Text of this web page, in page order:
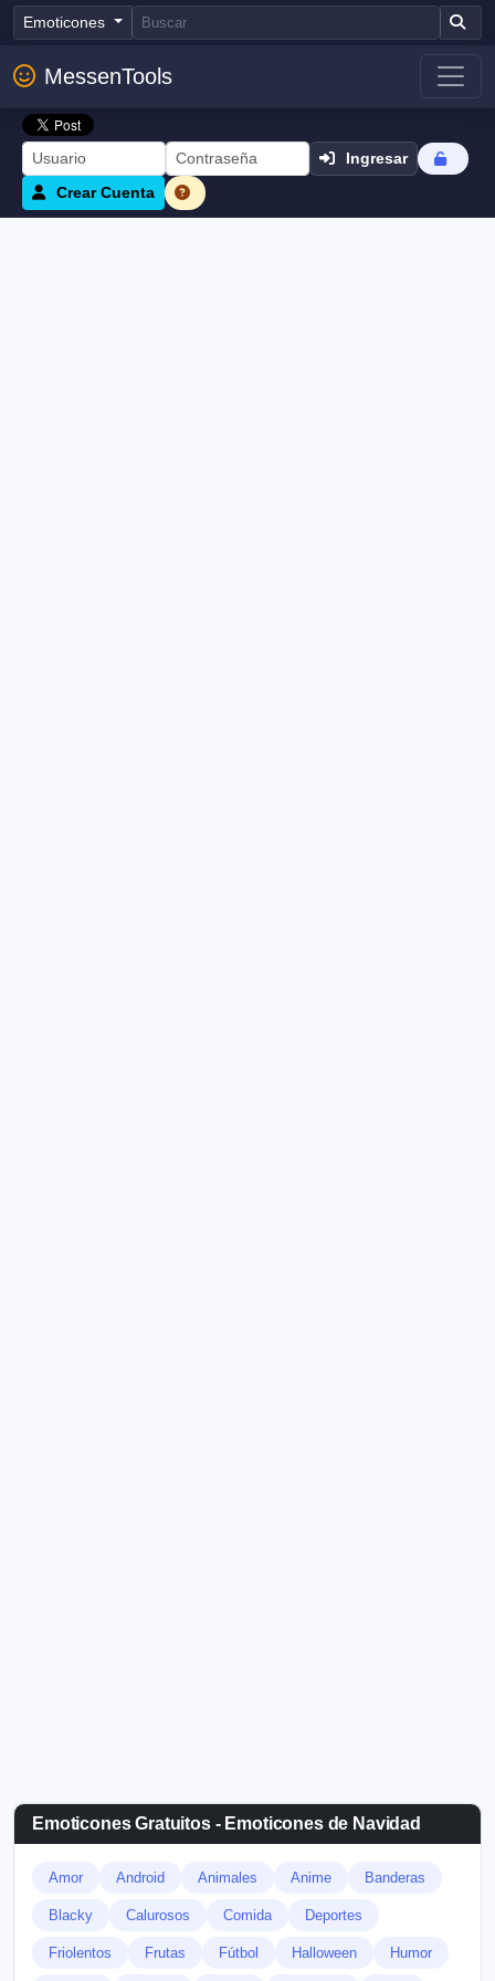
Emoticones
MessenTools
Ingresar
Crear Cuenta
Emoticones Gratuitos - Emoticones de Navidad
Amor Android Animales Anime Banderas
Blacky Calurosos Comida Deportes
Friolentos Frutas Fútbol Halloween Humor